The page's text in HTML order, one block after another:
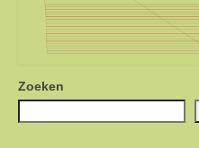
Zoeken